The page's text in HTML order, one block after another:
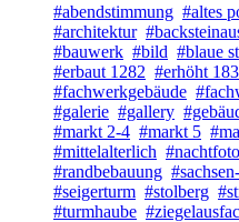
#abendstimmung #altes
#architektur
#bauwerk #bild #blaue
#erbaut 1282 #erhöht
#fachwerkgebäude
#galerie #gallery
#markt 2-4 #markt 5
#mittelalterlich #nachtfoto
#randbebauung
#seigerturm #stolberg
#turmhaube